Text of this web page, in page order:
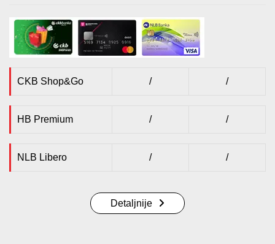
CKB Shop&Go / /
HB Premium / /
NLB Libero / /
Detaljnije